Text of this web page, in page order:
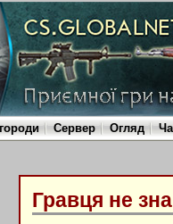
Сервер Огляд
Гравця не